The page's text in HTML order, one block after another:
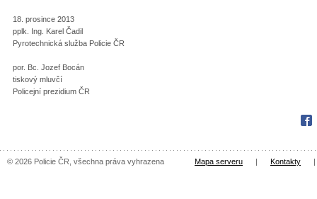
18. prosince 2013
pplk. Ing. Karel Čadil
Pyrotechnická služba Policie ČR
por. Bc. Jozef Bocán
tiskový mluvčí
Policejní prezidium ČR
© 2026 Policie ČR, všechna práva vyhrazena Mapa serveru Kontakty